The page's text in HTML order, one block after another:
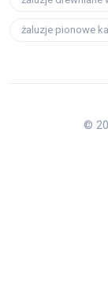
żaluzje pionowe
©